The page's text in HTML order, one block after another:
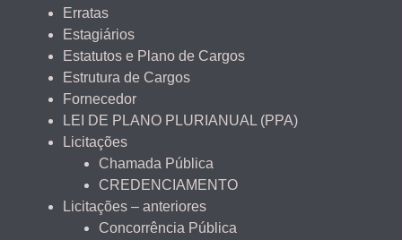
Erratas
Estagiários
Estatutos e Plano de Cargos
Estrutura de Cargos
Fornecedor
LEI DE PLANO PLURIANUAL (PPA)
Licitações
Chamada Pública
CREDENCIAMENTO
Licitações – anteriores
Concorrência Pública